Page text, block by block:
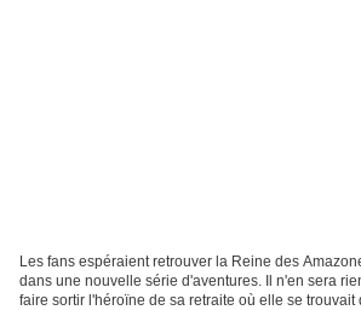
Les fans espéraient retrouver la Reine des
dans une nouvelle série d'aventures. Il n'en sera
faire sortir l'héroïne de sa retraite où elle se trouvait